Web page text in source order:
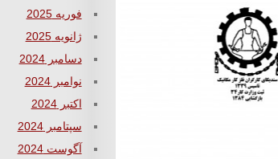
فوریه 2025
ژانویه 2025
دسامبر 2024
نوامبر 2024
اکتبر 2024
سپتامبر 2024
آگوست 2024